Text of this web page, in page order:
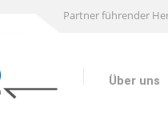
Partner führender
Über uns